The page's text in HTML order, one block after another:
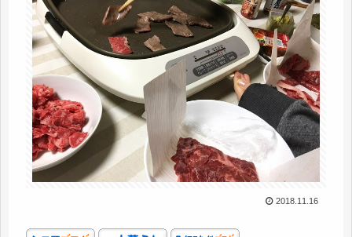
2018.11.16